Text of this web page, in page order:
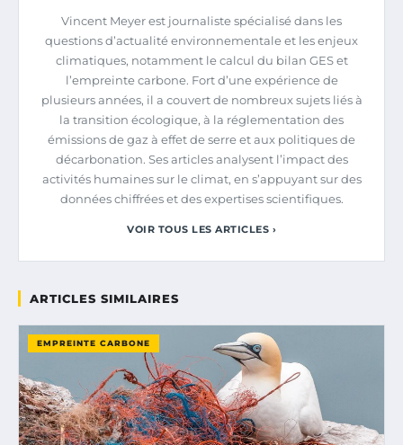
Vincent Meyer est journaliste spécialisé dans les
questions d’actualité environnementale et les enjeux
climatiques, notamment le calcul du bilan GES et
l’empreinte carbone. Fort d’une expérience de
plusieurs années, il a couvert de nombreux sujets liés à
la transition écologique, à la réglementation des
émissions de gaz à effet de serre et aux politiques de
décarbonation. Ses articles analysent l’impact des
activités humaines sur le climat, en s’appuyant sur des
données chiffrées et des expertises scientifiques.
VOIR TOUS LES ARTICLES ›
ARTICLES SIMILAIRES
EMPREINTE CARBONE